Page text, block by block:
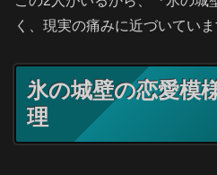
く、現実の痛みに近づいていま
氷の城壁の恋愛模
理